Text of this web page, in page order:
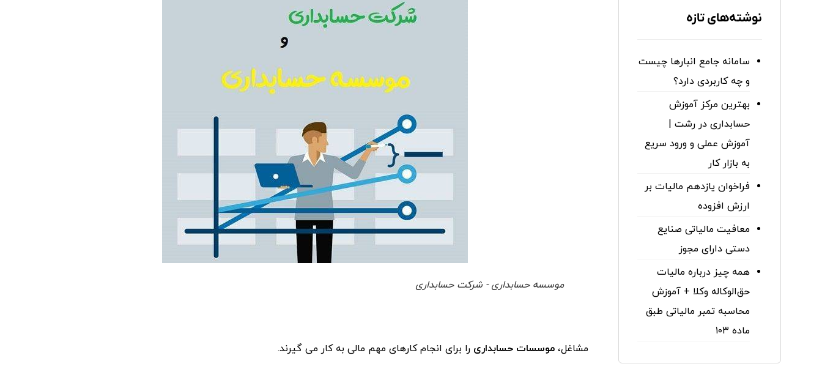
موسسه حسابداری - شرکت حسابداری
مشاغل، موسسات حسابداری را برای انجام کارهای مهم مالی به کار می گیرند.
نوشته‌های تازه
سامانه جامع انبارها چیست
و چه کاربردی دارد؟
بهترین مرکز آموزش
حسابداری در رشت |
آموزش عملی و ورود سریع
به بازار کار
فراخوان یازدهم مالیات بر
ارزش افزوده
معافیت مالیاتی صنایع
دستی دارای مجوز
همه چیز درباره مالیات
حق‌الوکاله وکلا + آموزش
محاسبه تمبر مالیاتی طبق
ماده ۱۰۳